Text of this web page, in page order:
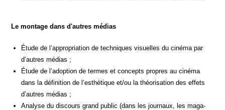
Le mon­tage dans d'autres médias
Étude de l’appropriation de tech­niques visuelles du ciné­ma par
d’autres médias ;
Étude de l’adoption de termes et concepts propres au ciné­ma
dans la défi­ni­tion de l’esthétique et/ou la théo­ri­sa­tion des effets
d’autres médias ;
Ana­lyse du dis­cours grand public (dans les jour­naux, les maga­